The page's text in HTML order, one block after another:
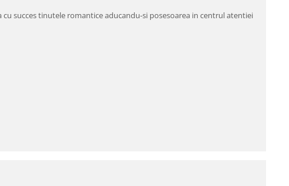
succes tinutele romantice aducandu-si posesoarea in centrul atentiei